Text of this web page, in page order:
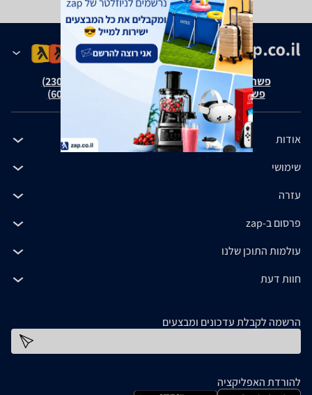
פשרה בת"צ אבנצ'יק נ' זאפ גרופ (ת"צ 23008-08-20)
פשרה בת"צ כהנים נ' זאפ גרופ (ת"צ 60371-12-19)
אודות
שימושי
עזרה
פרסום ב-zap
עולמות התוכן שלנו
חוות דעת
הרשמה לקבלת עדכונים ומבצעים
להורדת האפליקציה